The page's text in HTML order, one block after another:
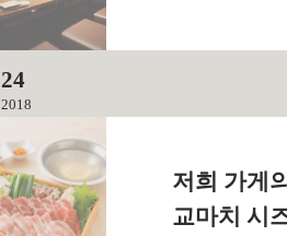
24
2018
저희 가게
교마치 시